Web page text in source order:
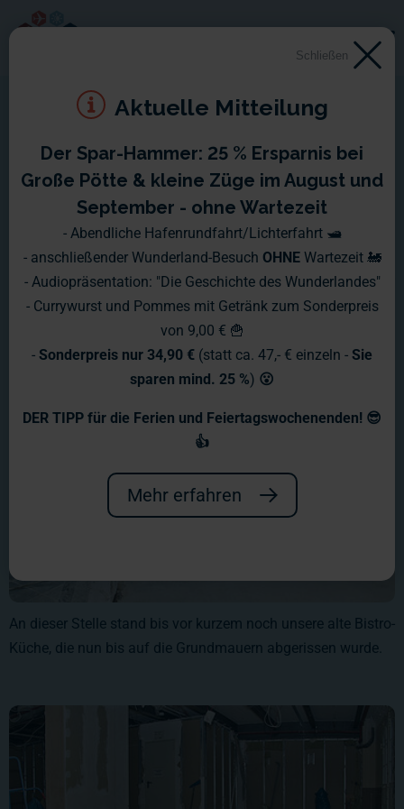
Montag 7. Januar 2013 -
Sonntag 13. Januar 2013
Auf unserer großen Baustelle, dem Umbau des alten Bistro-
Bereiches, sind weitere Fortschritte zu sehen und auch das U-
Bahn-Betriebswerk im Hamburg-Abschnitt geht weiter.
An dieser Stelle stand bis vor kurzem noch unsere alte Bistro-
Küche, die nun bis auf die Grundmauern abgerissen wurde.
Schließen
Aktuelle Mitteilung
Der Spar-Hammer: 25 % Ersparnis bei
Große Pötte & kleine Züge im August und
September - ohne Wartezeit
- Abendliche Hafenrundfahrt/Lichterfahrt 🛥️
- anschließender Wunderland-Besuch OHNE Wartezeit 🚂
- Audiopräsentation: "Die Geschichte des Wunderlandes"
- Currywurst und Pommes mit Getränk zum Sonderpreis
von 9,00 € 🍟
- Sonderpreis nur 34,90 € (statt ca. 47,- € einzeln - Sie
sparen mind. 25 %) 😮
DER TIPP für die Ferien und Feiertagswochenenden! 😎
👍
Mehr erfahren